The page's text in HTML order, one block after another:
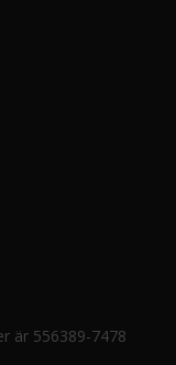
är 556389-7478